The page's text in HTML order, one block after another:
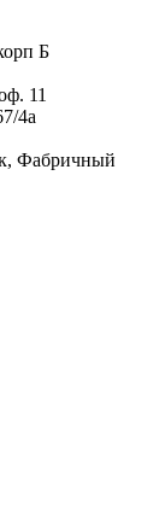
Б
11
4а
Фабричный